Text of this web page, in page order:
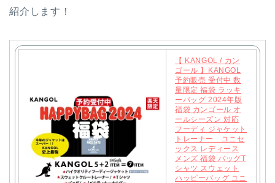
紹介します！
【 KANGOL / カン
ゴール 】KANGOL
予約販売 受付中 数
量限定 福袋 ラッキ
ーバッグ 2024年版
福袋 カンゴール オ
ールシーズン 対応
フーディ ジャケット
トレーナー ユニセ
ックス レディース
メンズ 福袋 バッグT
シャツ スウェット
ハッピーバッグ ユニ